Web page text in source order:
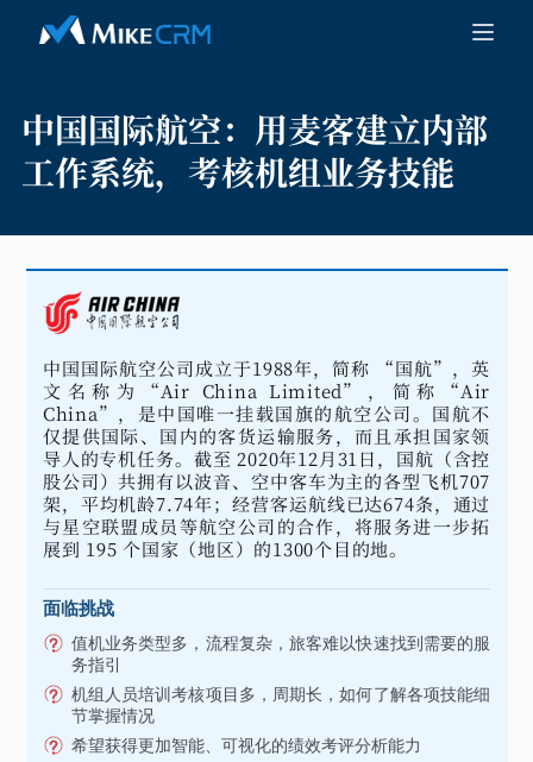
中国国际航空： 用麦客建立内部
工作系统，考核机组业务技能
中国国际航空公司成立于1988年，简称 “国航”，英
文名称为“Air China Limited”，简称“Air
China”，是中国唯一挂载国旗的航空公司。国航不
仅提供国际、国内的客货运输服务，而且承担国家领
导人的专机任务。截至 2020年12月31日，国航（含控
股公司）共拥有以波音、空中客车为主的各型飞机707
架，平均机龄7.74年；经营客运航线已达674条，通过
与星空联盟成员等航空公司的合作，将服务进一步拓
展到 195 个国家（地区）的1300个目的地。
面临挑战
值机业务类型多，流程复杂，旅客难以快速找到需要的服
务指引
机组人员培训考核项目多，周期长，如何了解各项技能细
节掌握情况
希望获得更加智能、可视化的绩效考评分析能力